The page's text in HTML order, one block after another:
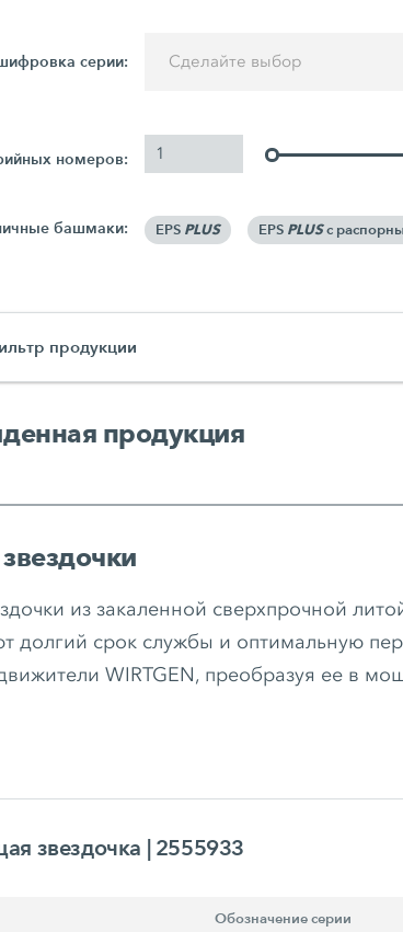
серии: Сделайте выбор
номеров:
башмаки: EPS PLUS EPS PLUSс
продукции
продукция
из закаленной сверхпрочной
долгий срок службы и оптимальную
WIRTGEN, преобразуя ее в
звездочка | 2555933
Обозначение серии